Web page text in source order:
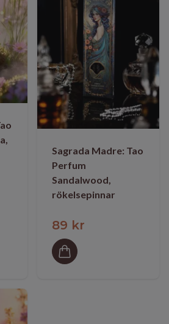
Sagrada Madre: Tao
Perfum
Sandalwood,
rökelsepinnar
89 kr